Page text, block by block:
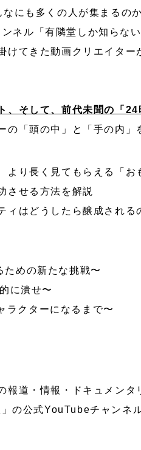
にも多くの人が集まるのか
ネル「有隣堂しか知らない
てきた動画クリエイター
そして、前代未聞の「24
「頭の中」と「手の内」
より長く見てもらえる「
させる方法を解説
ィはどうしたら醸成される
めの新たな挑戦〜
に潰せ〜
ラクターになるまで〜
道・情報・ドキュメンタ
の公式YouTubeチャンネ